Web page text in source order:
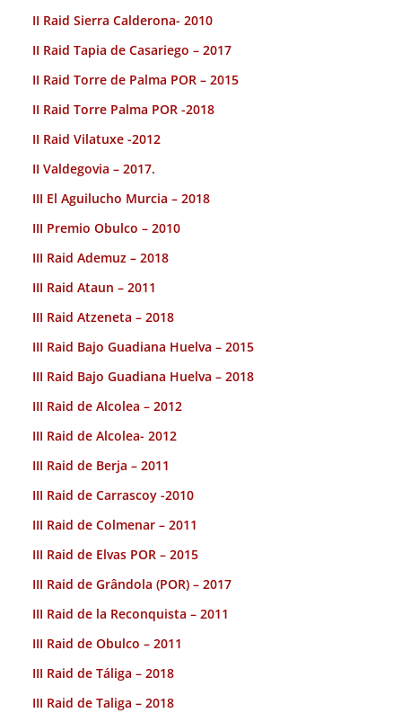
II Raid Sierra Calderona- 2010
II Raid Tapia de Casariego – 2017
II Raid Torre de Palma POR – 2015
II Raid Torre Palma POR -2018
II Raid Vilatuxe -2012
II Valdegovia – 2017.
III El Aguilucho Murcia – 2018
III Premio Obulco – 2010
III Raid Ademuz – 2018
III Raid Ataun – 2011
III Raid Atzeneta – 2018
III Raid Bajo Guadiana Huelva – 2015
III Raid Bajo Guadiana Huelva – 2018
III Raid de Alcolea – 2012
III Raid de Alcolea- 2012
III Raid de Berja – 2011
III Raid de Carrascoy -2010
III Raid de Colmenar – 2011
III Raid de Elvas POR – 2015
III Raid de Grândola (POR) – 2017
III Raid de la Reconquista – 2011
III Raid de Obulco – 2011
III Raid de Táliga – 2018
III Raid de Taliga – 2018